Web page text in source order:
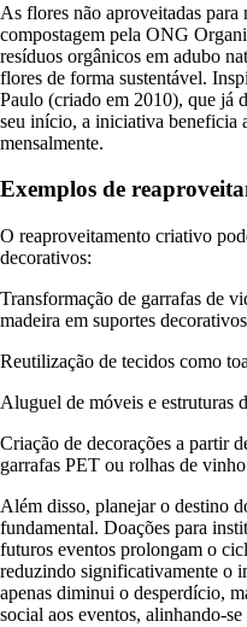
As flores não aproveitadas para
compostagem pela ONG
resíduos orgânicos em adubo
flores de forma sustentável.
Paulo (criado em 2010), que já
seu início, a iniciativa beneficia
mensalmente.
Exemplos de
O reaproveitamento criativo
decorativos:
Transformação de garrafas de
madeira em suportes decorativos
Reutilização de tecidos como
Aluguel de móveis e estruturas
Criação de decorações a partir
garrafas PET ou rolhas de vinho
Além disso, planejar o destino
fundamental. Doações para
futuros eventos prolongam o
reduzindo significativamente o
apenas diminui o desperdício,
social aos eventos, alinhando-